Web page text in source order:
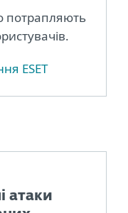
потрапляють
ESET
атаки